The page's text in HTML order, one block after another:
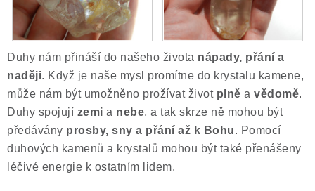
Duhy nám přináší do našeho života nápady, přání a
naději. Když je naše mysl promítne do krystalu kamene,
může nám být umožněno prožívat život plně a vědomě.
Duhy spojují zemi a nebe, a tak skrze ně mohou být
předávány prosby, sny a přání až k Bohu. Pomocí
duhových kamenů a krystalů mohou být také přenášeny
léčivé energie k ostatním lidem.